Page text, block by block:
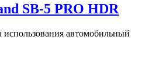
SB-5 PRO HDR
автомобильный